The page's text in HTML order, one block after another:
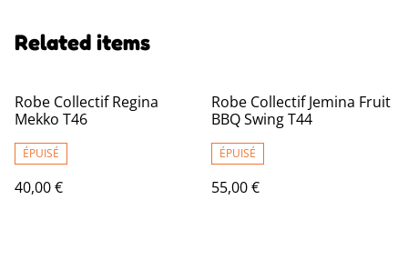
Related items
Robe Collectif Regina
Mekko T46
ÉPUISÉ
40,00 €
Robe Collectif Jemina Fruit
BBQ Swing T44
ÉPUISÉ
55,00 €